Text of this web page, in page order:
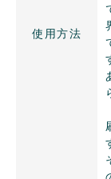
使用方法